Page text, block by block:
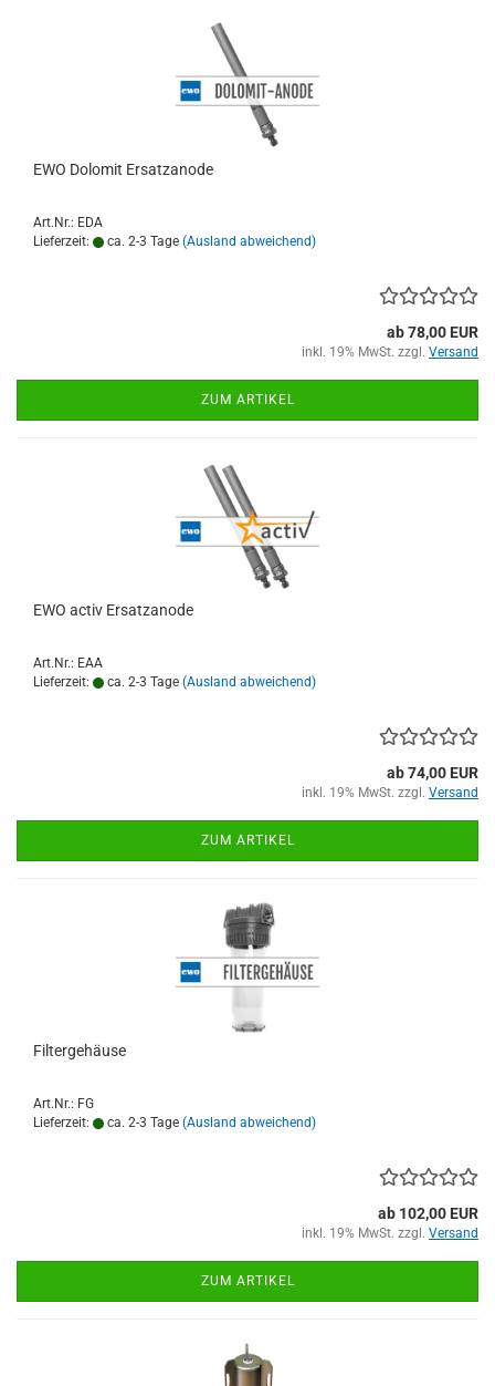
EWO Dolomit Ersatzanode
Art.Nr.: EDA
Lieferzeit:
ca. 2-3 Tage (Ausland abweichend)
ab 78,00 EUR
inkl. 19% MwSt. zzgl. Versand
ZUM ARTIKEL
EWO activ Ersatzanode
Art.Nr.: EAA
Lieferzeit:
ca. 2-3 Tage (Ausland abweichend)
ab 74,00 EUR
inkl. 19% MwSt. zzgl. Versand
ZUM ARTIKEL
Filtergehäuse
Art.Nr.: FG
Lieferzeit:
ca. 2-3 Tage (Ausland abweichend)
ab 102,00 EUR
inkl. 19% MwSt. zzgl. Versand
ZUM ARTIKEL